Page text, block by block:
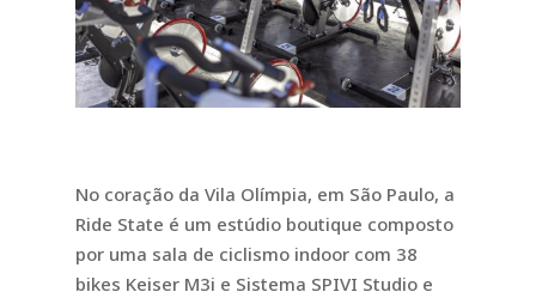
No coração da Vila Olímpia, em São Paulo, a
Ride State é um estúdio boutique composto
por uma sala de ciclismo indoor com 38
bikes Keiser M3i e Sistema SPIVI Studio e